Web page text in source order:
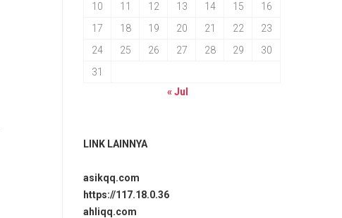
10
11 12 13 14 15
16
17
18 19 20 21 22
23
24
25 26 27 28 29
30
31
« Jul
LINK LAINNYA
asikqq.com
https://117.18.0.36
ahliqq.com